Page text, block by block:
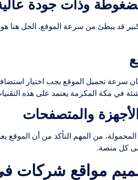
قد يبطئ من سرعة الموقع. الحل
في مكة المكرمة يعتمد على هذه
المحمولة، من المهم التأكد من أن
كل منصة.
مواقع شركات